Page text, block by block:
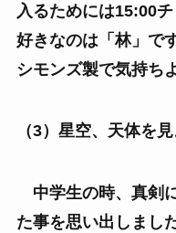
入るためには15:00
好きなのは「林」で
シモンズ製で気持ち
（3）星空、天体を見
中学生の時、真剣
た事を思い出しまし